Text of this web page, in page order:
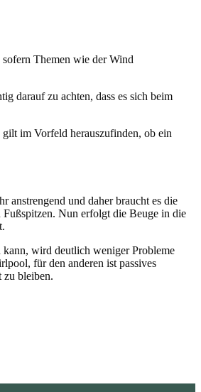
Themen wie der Wind
darauf zu achten, dass es sich beim
im Vorfeld herauszufinden, ob ein
anstrengend und daher braucht es die
Nun erfolgt die Beuge in die
kann, wird deutlich weniger Probleme
für den anderen ist passives
zu bleiben.